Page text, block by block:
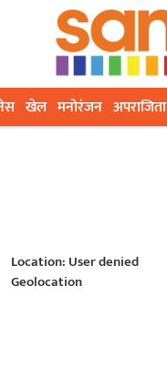
खेल मनोरंजन अपराजिता
Location: User denied
Geolocation